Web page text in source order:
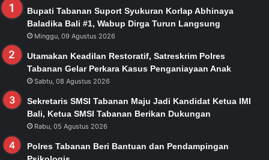
Bupati Tabanan Suport Syukuran Korlap Abhinaya
Baladika Bali #1, Wabup Dirga Turun Langsung
Minggu, 09 Agustus 2026
Utamakan Keadilan Restoratif, Satreskrim Polres
Tabanan Gelar Perkara Kasus Penganiayaan Anak
Sabtu, 08 Agustus 2026
Sekretaris SMSI Tabanan Maju Jadi Kandidat Ketua IMI
Bali, Ketua SMSI Tabanan Berikan Dukungan
Rabu, 05 Agustus 2026
Polres Tabanan Beri Bantuan dan Pendampingan